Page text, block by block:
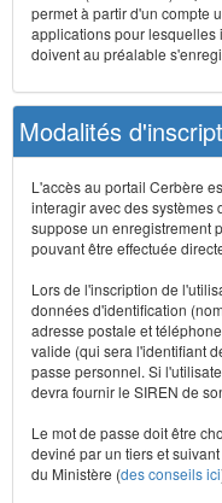
permet à partir d'un compte
applications pour lesquelles
doivent au préalable
Modalités
L'accès au portail Cerbère
interagir avec des systèmes
suppose un enregistrement
pouvant être effectuée
Lors de l'inscription de
données d'identification
adresse postale et
valide (qui sera l'identifiant
passe personnel. Si
devra fournir le SIREN de
Le mot de passe doit être
deviné par un tiers et
du Ministère (des conseils ici